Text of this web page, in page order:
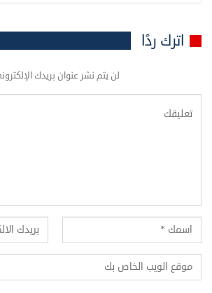
اترك ردًا
لن يتم نشر عنوان بريدك